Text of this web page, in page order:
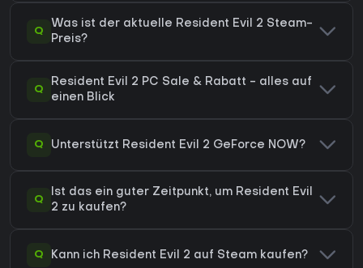
Q
Was ist der aktuelle Resident Evil 2 Steam-
Preis?
Q
Resident Evil 2 PC Sale & Rabatt - alles auf
einen Blick
Q Unterstützt Resident Evil 2 GeForce NOW?
Q
Ist das ein guter Zeitpunkt, um Resident Evil
2 zu kaufen?
Q Kann ich Resident Evil 2 auf Steam kaufen?